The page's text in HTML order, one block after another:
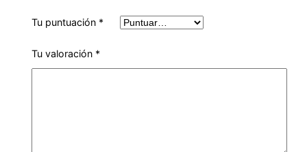
Tu puntuación *
Tu valoración *